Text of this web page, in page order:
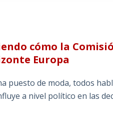
cómo la
Europa
puesto de moda, todos
a nivel político en las